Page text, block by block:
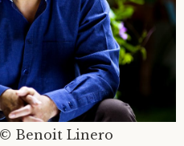
Benoit Linero